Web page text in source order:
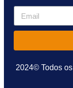
2024© Todos